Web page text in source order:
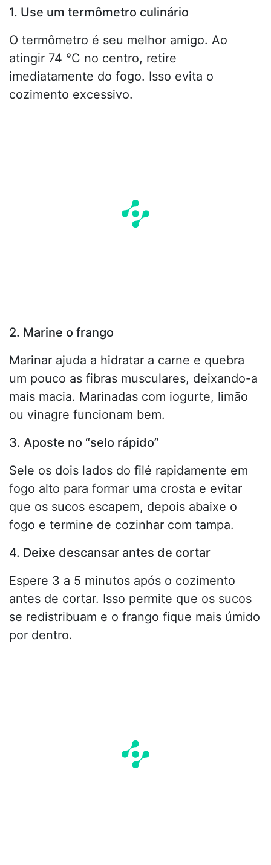
1. Use um termômetro culinário
O termômetro é seu melhor amigo. Ao
atingir 74 °C no centro, retire
imediatamente do fogo. Isso evita o
cozimento excessivo.
2. Marine o frango
Marinar ajuda a hidratar a carne e quebra
um pouco as fibras musculares, deixando-a
mais macia. Marinadas com iogurte, limão
ou vinagre funcionam bem.
3. Aposte no “selo rápido”
Sele os dois lados do filé rapidamente em
fogo alto para formar uma crosta e evitar
que os sucos escapem, depois abaixe o
fogo e termine de cozinhar com tampa.
4. Deixe descansar antes de cortar
Espere 3 a 5 minutos após o cozimento
antes de cortar. Isso permite que os sucos
se redistribuam e o frango fique mais úmido
por dentro.